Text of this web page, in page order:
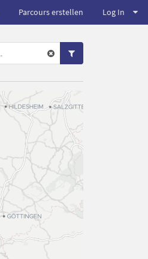
Parcours erstellen Log In